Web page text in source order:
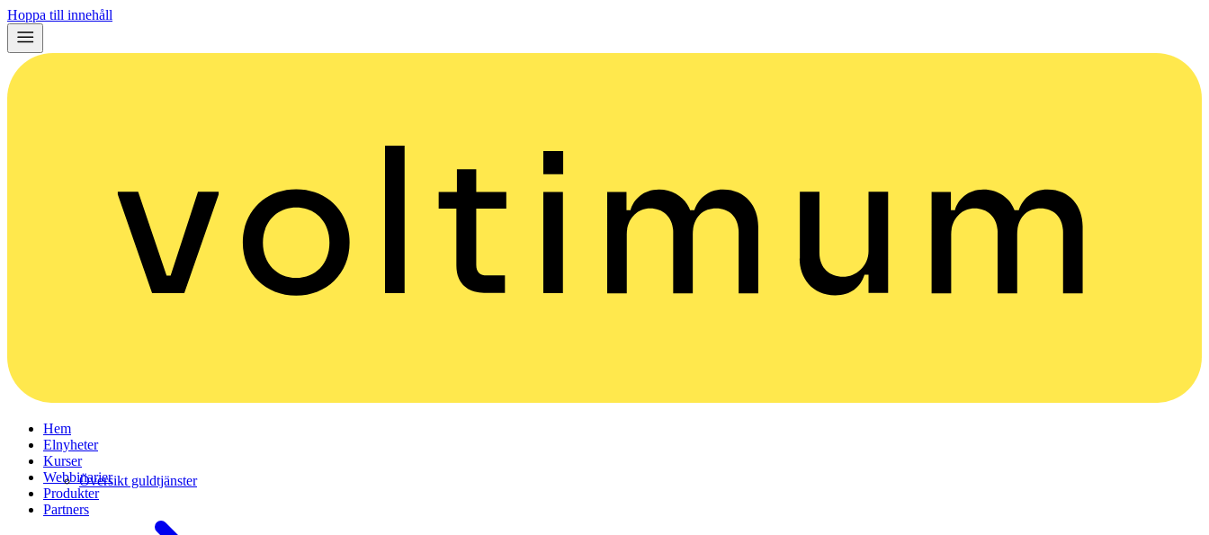
Hoppa till innehåll
Hem
Elnyheter
Kurser
Webbinarier
Produkter
Partners
Översikt guldtjänster